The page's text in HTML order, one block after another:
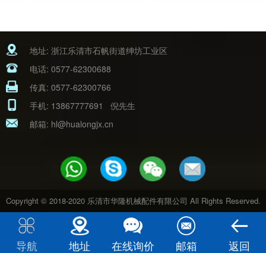
地址: 浙江乐清市石帆街道绅坊工业区
电话: 0577-62300688
传真: 0577-62300766
手机: 13867777691
倪先生
邮箱: hl@hualongjx.cn
Copyright © 2018-2020 乐清市华隆机械配件有限公司 All Rights Reserved.
导航 地址 在线询价 邮箱 返回